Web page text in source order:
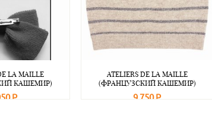
LA MAILLE
КАШЕМИР)
Р
ATELIERS DE LA MAILLE
(ФРАНЦУЗСКИЙ КАШЕМИР)
9 750 Р